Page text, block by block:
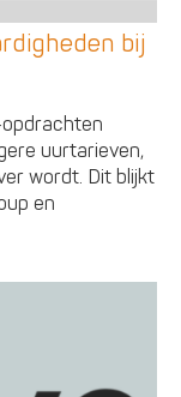
bij
uurtarieven,
wordt. Dit blijkt
en